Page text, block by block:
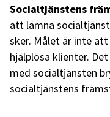
Socialtjänstens
att lämna
sker. Målet är inte
hjälplösa klienter.
med socialtjänsten
socialtjänstens